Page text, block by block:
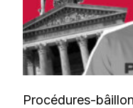
Procédures-